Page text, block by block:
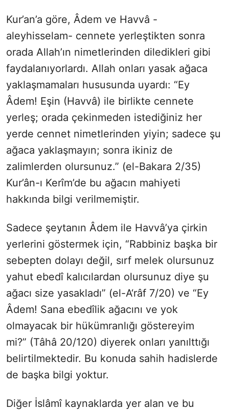
Kur’an’a göre, Âdem ve Havvâ -
aleyhisselam- cennete yerleştikten sonra
orada Allah’ın nimetlerinden diledikleri gibi
faydalanıyorlardı. Allah onları yasak ağaca
yaklaşmamaları hususunda uyardı: “Ey
Âdem! Eşin (Havvâ) ile birlikte cennete
yerleş; orada çekinmeden istediğiniz her
yerde cennet nimetlerinden yiyin; sadece şu
ağaca yaklaşmayın; sonra ikiniz de
zalimlerden olursunuz.” (el-Bakara 2/35)
Kur’ân-ı Kerîm’de bu ağacın mahiyeti
hakkında bilgi verilmemiştir.
Sadece şeytanın Âdem ile Havvâ’ya çirkin
yerlerini göstermek için, “Rabbiniz başka bir
sebepten dolayı değil, sırf melek olursunuz
yahut ebedî kalıcılardan olursunuz diye şu
ağacı size yasakladı” (el-A‘râf 7/20) ve “Ey
Âdem! Sana ebedîlik ağacını ve yok
olmayacak bir hükümranlığı göstereyim
mi?” (Tâhâ 20/120) diyerek onları yanılttığı
belirtilmektedir. Bu konuda sahih hadislerde
de başka bilgi yoktur.
Diğer İslâmî kaynaklarda yer alan ve bu